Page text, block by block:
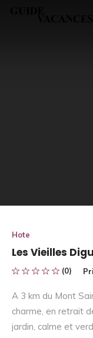
Hote
Les Vieilles
(0)
A 3 km du Mont
charme, en retrait
jardin, calme et